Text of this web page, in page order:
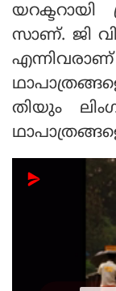
സാണ്. ജി
എന്നിവരാണ്
തിയും